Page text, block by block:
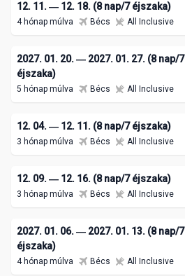
12. 11. ― 12. 18. (8 nap/7 éjszaka)
4 hónap múlva Bécs All Inclusive
2027. 01. 20. ― 2027. 01. 27. (8 nap/7
éjszaka)
5 hónap múlva Bécs All Inclusive
12. 04. ― 12. 11. (8 nap/7 éjszaka)
3 hónap múlva Bécs All Inclusive
12. 09. ― 12. 16. (8 nap/7 éjszaka)
3 hónap múlva Bécs All Inclusive
2027. 01. 06. ― 2027. 01. 13. (8 nap/7
éjszaka)
4 hónap múlva Bécs All Inclusive